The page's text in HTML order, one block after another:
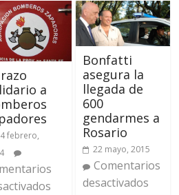
a
febrero,
Bonfatti
asegura la
llegada de
600
gendarmes a
Rosario
22 mayo, 2015
Comentarios
desactivados